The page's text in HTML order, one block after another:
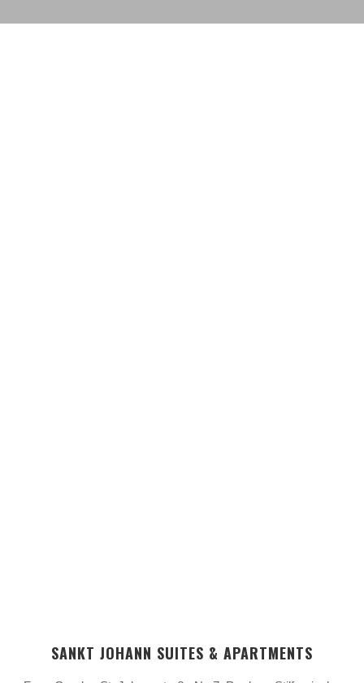
SANKT JOHANN SUITES & APARTMENTS